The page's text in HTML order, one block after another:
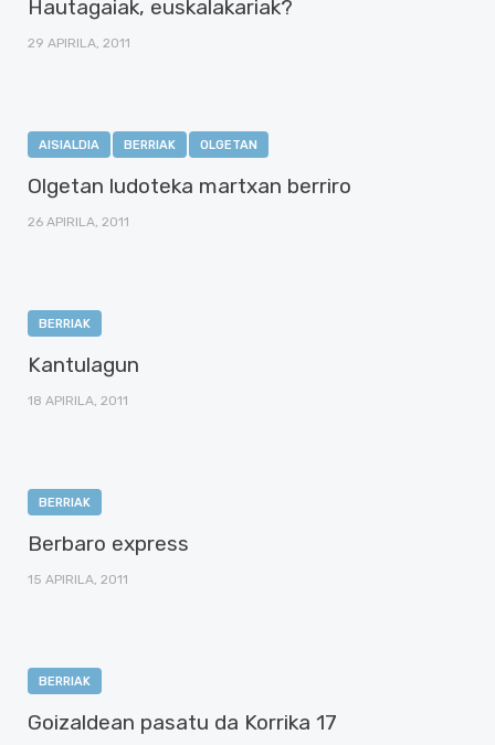
Hautagaiak, euskalakariak?
29 APIRILA, 2011
AISIALDIA BERRIAK OLGETAN
Olgetan ludoteka martxan berriro
26 APIRILA, 2011
BERRIAK
Kantulagun
18 APIRILA, 2011
BERRIAK
Berbaro express
15 APIRILA, 2011
BERRIAK
Goizaldean pasatu da Korrika 17